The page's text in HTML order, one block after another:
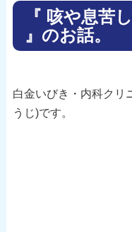
『 咳や息苦
』のお話。
白金いびき・内科クリ
うじ)です。